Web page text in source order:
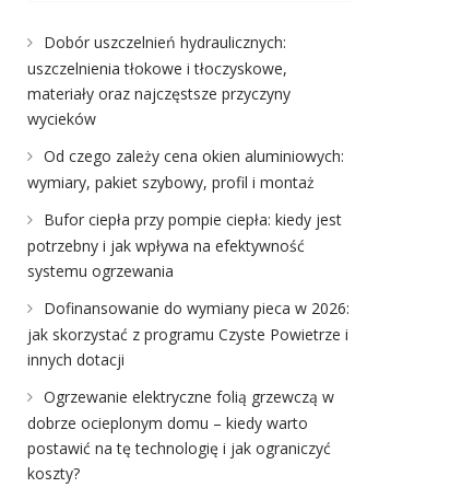
Dobór uszczelnień hydraulicznych:
uszczelnienia tłokowe i tłoczyskowe,
materiały oraz najczęstsze przyczyny
wycieków
Od czego zależy cena okien aluminiowych:
wymiary, pakiet szybowy, profil i montaż
Bufor ciepła przy pompie ciepła: kiedy jest
potrzebny i jak wpływa na efektywność
systemu ogrzewania
Dofinansowanie do wymiany pieca w 2026:
jak skorzystać z programu Czyste Powietrze i
innych dotacji
Ogrzewanie elektryczne folią grzewczą w
dobrze ocieplonym domu – kiedy warto
postawić na tę technologię i jak ograniczyć
koszty?